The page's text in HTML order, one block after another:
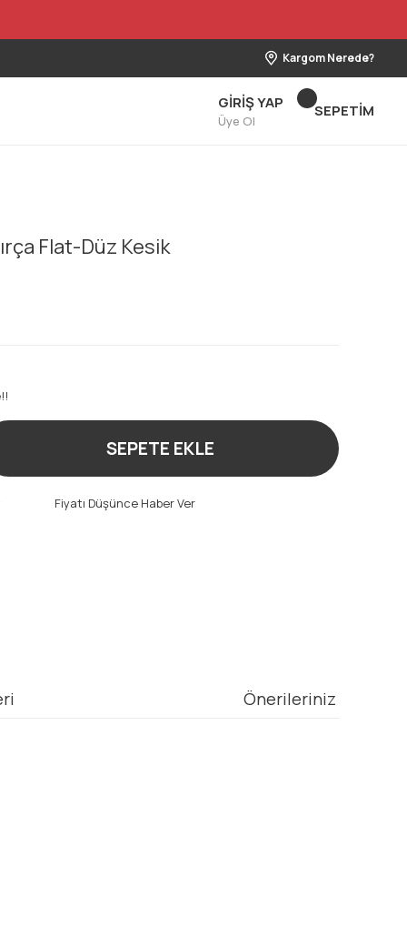
Kargom Nerede?
GİRİŞ YAP
Üye Ol
SEPETİM
Flat-Düz Kesik
SEPETE EKLE
Fiyatı Düşünce Haber Ver
Önerileriniz